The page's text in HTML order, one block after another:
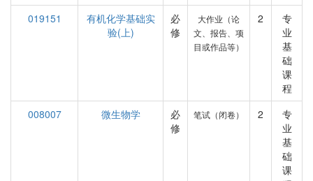
019151
有机化学基础实
验(上)
必
修
大作业（论
文、报告、项
目或作品等）
2
专
业
基
础
课
程
008007
微生物学
必
修
笔试（闭卷） 2
专
业
基
础
课